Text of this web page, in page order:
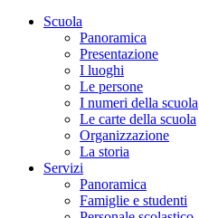
Scuola
Panoramica
Presentazione
I luoghi
Le persone
I numeri della scuola
Le carte della scuola
Organizzazione
La storia
Servizi
Panoramica
Famiglie e studenti